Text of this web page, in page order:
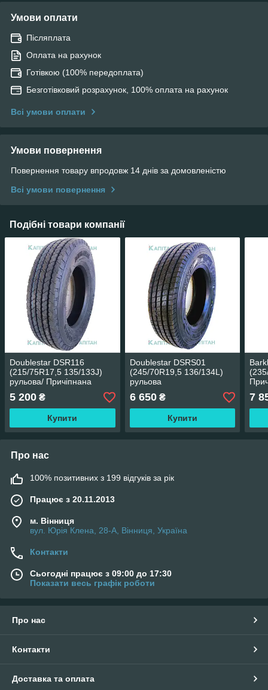
Умови оплати
Післяплата
Оплата на рахунок
Готівкою (100% передоплата)
Безготівковий розрахунок, 100% оплата на рахунок
Всі умови оплати
Умови повернення
Повернення товару впродовж 14 днів за домовленістю
Всі умови повернення
Подібні товари компанії
Doublestar DSR116
(215/75R17,5 135/133J)
рульова/ Причіпнана
5 200 ₴
Купити
Doublestar DSRS01
(245/70R19,5 136/134L)
рульова
6 650₴
Купити
7
Про нас
100% позитивних з 199 відгуків за рік
Працює з 20.11.2013
м. Вінниця
вул. Юрія Клена, 28-А, Вінниця, Україна
Контакти
Сьогодні працює з 09:00 до 17:30
Показати весь графік роботи
Про нас
Контакти
Доставка та оплата